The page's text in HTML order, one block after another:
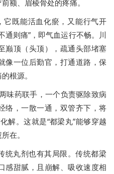
额、眉棱骨处的疼痛。
它既能活血化瘀，又能行气开
通则痛”，即气血运行不畅。川
巅顶（头顶），疏通头部堵塞
像一位后勤官，打通道路，保
根源。
味药联手，一个负责驱除致病
络，一散一通，双管齐下，将
解。这就是“都梁丸”能够穿越
在。
统丸剂也有其局限。传统都梁
感甜腻，且崩解、吸收速度相